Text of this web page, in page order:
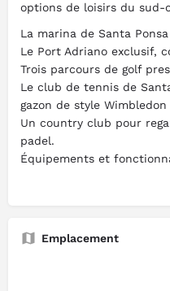
options de loisirs du sud-
La marina de Santa Ponsa
Le Port Adriano exclusif,
Trois parcours de golf
Le club de tennis de
gazon de style Wimbledon
Un country club pour
padel.
Équipements et
Emplacement